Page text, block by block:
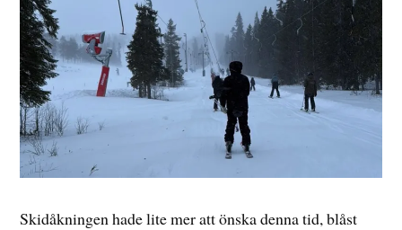
Skidåkningen hade lite mer att önska denna tid, blåst